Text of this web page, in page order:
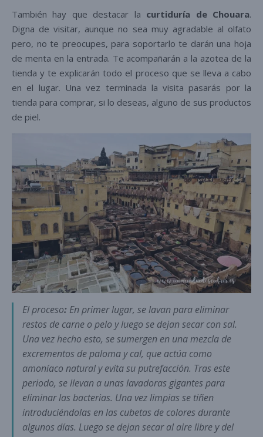
También hay que destacar la curtiduría de Chouara.
Digna de visitar, aunque no sea muy agradable al olfato
pero, no te preocupes, para soportarlo te darán una hoja
de menta en la entrada. Te acompañarán a la azotea de la
tienda y te explicarán todo el proceso que se lleva a cabo
en el lugar. Una vez terminada la visita pasarás por la
tienda para comprar, si lo deseas, alguno de sus productos
de piel.
El proceso: En primer lugar, se lavan para eliminar
restos de carne o pelo y luego se dejan secar con sal.
Una vez hecho esto, se sumergen en una mezcla de
excrementos de paloma y cal, que actúa como
amoníaco natural y evita su putrefacción. Tras este
periodo, se llevan a unas lavadoras gigantes para
eliminar las bacterias. Una vez limpias se tiñen
introduciéndolas en las cubetas de colores durante
algunos días. Luego se dejan secar al aire libre y del